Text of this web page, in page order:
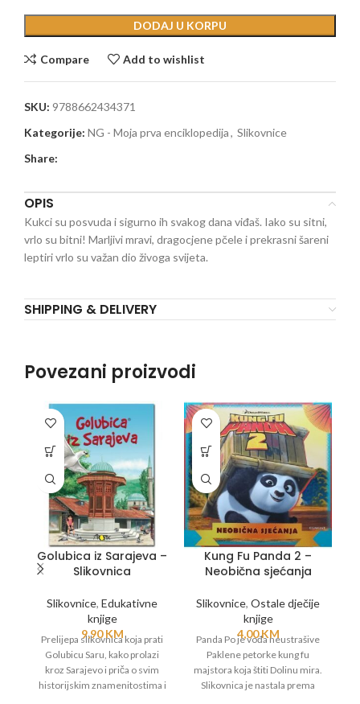
DODAJ U KORPU
Compare Add to wishlist
SKU: 9788662434371
Kategorije: NG - Moja prva enciklopedija, Slikovnice
Share:
OPIS
Kukci su posvuda i sigurno ih svakog dana viđaš. Iako su sitni,
vrlo su bitni! Marljivi mravi, dragocjene pčele i prekrasni šareni
leptiri vrlo su važan dio živoga svijeta.
SHIPPING & DELIVERY
Povezani proizvodi
Golubica iz Sarajeva –
Slikovnica
Slikovnice, Edukativne
knjige
9,90KM
Prelijepa slikovnica koja prati
Golubicu Saru, kako prolazi
kroz Sarajevo i priča o svim
historijskim znamenitostima i
Kung Fu Panda 2 –
Neobična sjećanja
Slikovnice, Ostale dječije
knjige
4,00KM
Panda Po je vođa neustrašive
Paklene petorke kung fu
majstora koja štiti Dolinu mira.
Slikovnica je nastala prema